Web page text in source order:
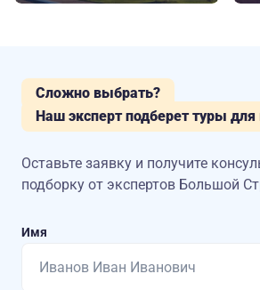
Сложно выбрать?
Наш эксперт подберет туры для
Оставьте заявку и получите
подборку от экспертов Большой
Имя